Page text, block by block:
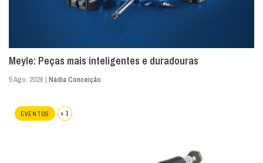
Meyle: Peças mais inteligentes e duradouras
5 Ago. 2026 | Nádia Conceição
EVENTOS + 1